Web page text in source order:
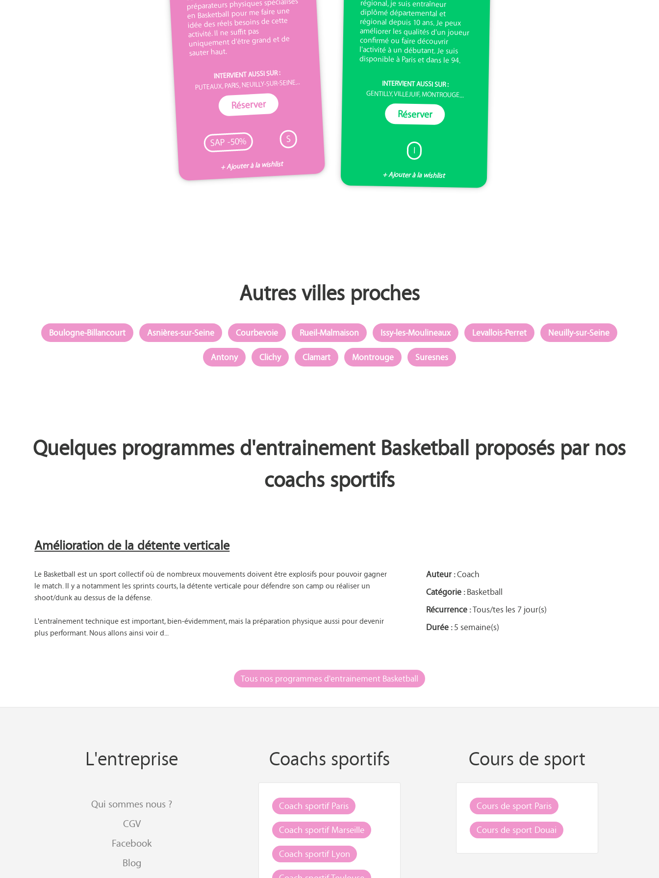
préparateurs physiques spécialisés
en Basketball pour me faire une
idée des réels besoins de cette
activité. Il ne suffit pas
uniquement d'être grand et de
sauter haut.
INTERVIENT AUSSI SUR :
PUTEAUX, PARIS, NEUILLY-SUR-SEINE...
Réserver
SAP -50% S
+ Ajouter à la wishlist
disponible à Paris et dans le 94.
INTERVIENT AUSSI SUR :
GENTILLY, VILLEJUIF, MONTROUGE...
Réserver
I
+ Ajouter à la wishlist
Autres villes proches
Boulogne-Billancourt Asnières-sur-Seine Courbevoie Rueil-Malmaison Issy-les-Moulineaux Levallois-Perret
Neuilly-sur-Seine
Antony
Clichy Clamart Montrouge Suresnes
Quelques programmes d'entrainement Basketball proposés par nos
coachs sportifs
Amélioration de la détente verticale
Le Basketball est un sport collectif où de nombreux mouvements doivent être explosifs pour pouvoir gagner
le match. Il y a notamment les sprints courts, la détente verticale pour défendre son camp ou réaliser un
shoot/dunk au dessus de la défense.
L'entraînement technique est important, bien-évidemment, mais la préparation physique aussi pour devenir
plus performant. Nous allons ainsi voir d...
Auteur :Coach
Catégorie :Basketball
Récurrence :Tous/tes les 7 jour(s)
Durée :5 semaine(s)
Tous nos programmes d'entrainement Basketball
L'entreprise
Qui sommes nous ?
CGV
Facebook
Blog
Coachs sportifs
Coach sportif Paris
Coach sportif Marseille
Coach sportif Lyon
Cours de sport
Cours de sport Paris
Cours de sport Douai